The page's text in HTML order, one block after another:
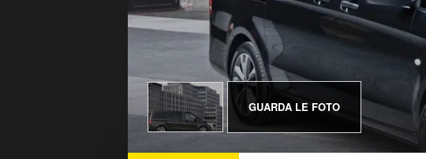
GUARDA LE FOTO